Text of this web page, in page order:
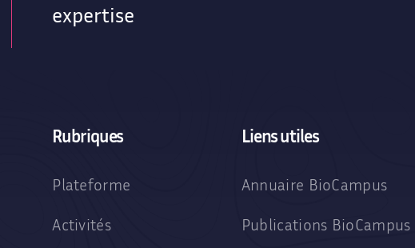
expertise
Rubriques
Plateforme
Activités
Liens utiles
Annuaire BioCampus
Publications BioCampus